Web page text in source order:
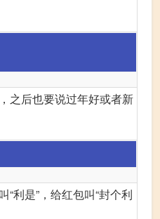
之后也要说过年好或者新
利是”，给红包叫“封个利